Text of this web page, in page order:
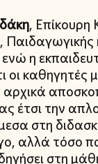
, Επίκουρη
ενώ η
καθηγητές
έτσι την
στη
αλλά
στη